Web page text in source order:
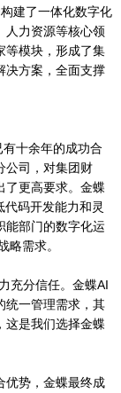
建了一体化数字化
人力资源等核心领
等模块，形成了集
决方案，全面支撑
十余年的成功合
公司，对集团财
了更高要求。金蝶
码开发能力和灵
能部门的数字化运
略需求。
充分信任。金蝶AI
统一管理需求，其
这是我们选择金蝶
优势，金蝶最终成